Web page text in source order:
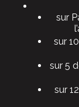
sur
sur
sur 5
sur